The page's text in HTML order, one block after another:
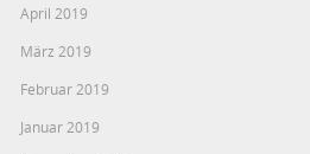
April 2019
März 2019
Februar 2019
Januar 2019